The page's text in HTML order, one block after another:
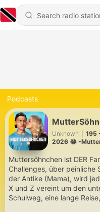
Podcasts
Unknown
195
2026 😂 -
Muttersöhnchen ist DER
Challenges, über
der Antike (Mama), wird
X und Z vereint um den
Schulweg, eine lange
oder zum einschlafen, zu bieten... JEDEN